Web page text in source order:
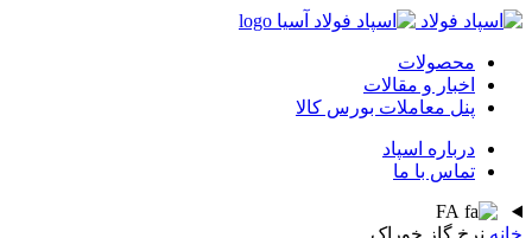
محصولات
اخبار و مقالات
پنل معاملات بورس کالا
درباره اسپاد
تماس با ما
FA
خانه نرخ گاز خوراک